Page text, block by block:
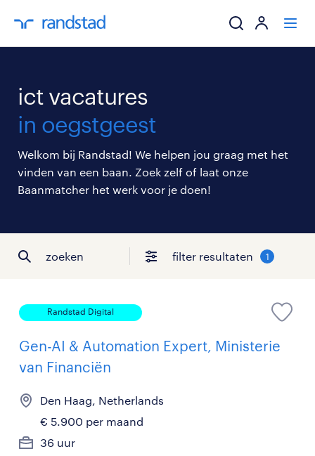
mijn carrière
over randstad
ict vacatures
in oegstgeest
Welkom bij Randstad! We helpen jou graag met het
vinden van een baan. Zoek zelf of laat onze
Baanmatcher het werk voor je doen!
zoeken filter resultaten 1
Randstad Digital
Gen-AI & Automation Expert, Ministerie
van Financiën
Den Haag, Netherlands
€ 5.900 per maand
36 uur